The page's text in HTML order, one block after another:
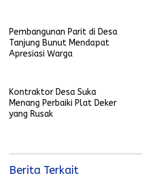
Pembangunan Parit di Desa
Tanjung Bunut Mendapat
Apresiasi Warga
Kontraktor Desa Suka
Menang Perbaiki Plat Deker
yang Rusak
Berita Terkait